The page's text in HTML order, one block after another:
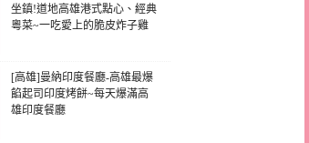
坐鎮!道地高雄港式點心、經典
粵菜~一吃愛上的脆皮炸子雞
[高雄]曼納印度餐廳-高雄最爆
餡起司印度烤餅~每天爆滿高
雄印度餐廳